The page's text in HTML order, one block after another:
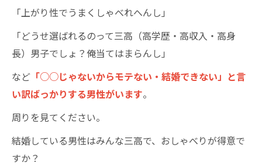
「上がり性でうまくしゃべれへんし」
「どうせ選ばれるのって三高（高学歴・高収入・高身
長）男子でしょ？俺当てはまらんし」
など 「○○じゃないからモテない・結婚できない」と言
い訳ばっかりする男性がいます。
周りを見てください。
結婚している男性はみんな三高で、おしゃべりが得意で
すか？